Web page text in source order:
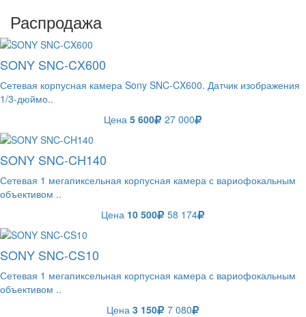
Распродажа
SONY SNC-CX600
Сетевая корпусная камера Sony SNC-CX600. Датчик изображения
1/3-дюймо..
Цена 5 600 27 000
SONY SNC-CH140
Сетевая 1 мегапиксельная корпусная камера с вариофокальным
объективом ..
Цена 10 500 58 174
SONY SNC-CS10
Сетевая 1 мегапиксельная корпусная камера с вариофокальным
объективом ..
Цена 3 150 7 080